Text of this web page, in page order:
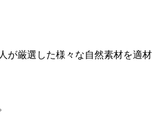
厳選した様々な自然素材を適材